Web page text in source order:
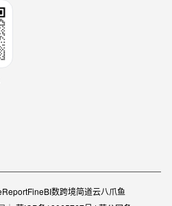
FineBI数跨境简道云八爪鱼